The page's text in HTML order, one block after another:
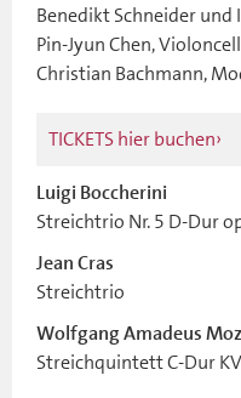
Benedikt Schneider
Pin-Jyun Chen,
Christian Bachmann,
TICKETS hier buchen
Luigi Boccherini
Streichtrio Nr. 5 D-Dur
Jean Cras
Streichtrio
Wolfgang Amadeus
Streichquintett C-Dur